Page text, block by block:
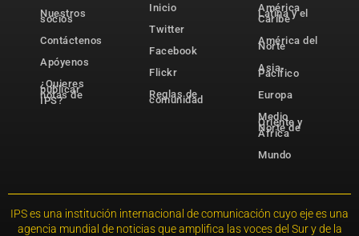
Nuestros
socios
Contáctenos
Apóyenos
¿Quieres
publicar
notas de
IPS?
Inicio
Twitter
Facebook
Flickr
Reglas de
comunidad
América
Latina y el
Caribe
América del
Norte
Asia-
Pacífico
Europa
Medio
Oriente y
Norte de
África
Mundo
IPS es una institución internacional de comunicación cuyo eje es una
agencia mundial de noticias que amplifica las voces del Sur y de la